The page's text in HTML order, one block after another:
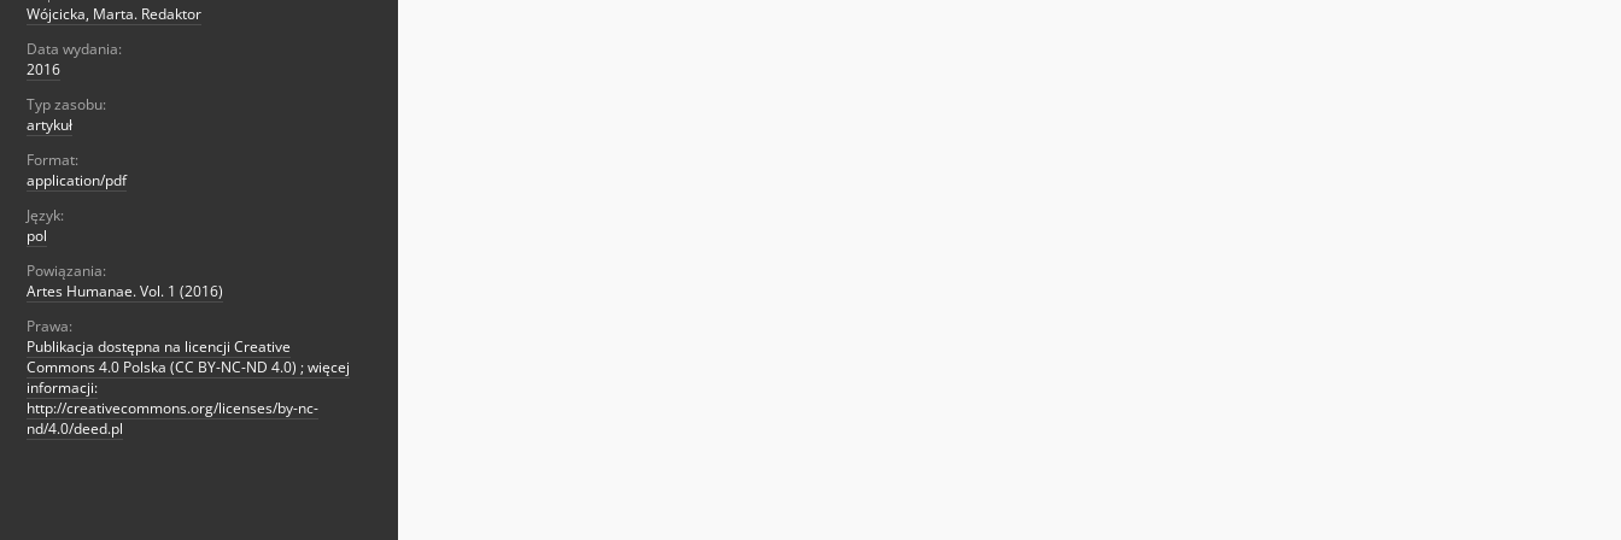
Wójcicka, Marta. Redaktor
Data wydania:
2016
Typ zasobu:
artykuł
Format:
application/pdf
Język:
pol
Powiązania:
Artes Humanae. Vol. 1 (2016)
Prawa:
Publikacja dostępna na licencji Creative
Commons 4.0 Polska (CC BY-NC-ND 4.0) ; więcej
informacji:
http://creativecommons.org/licenses/by-nc-
nd/4.0/deed.pl